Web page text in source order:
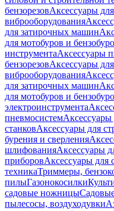
бензорезовАксессуары
виброоборудования
для затирочных машин
для мотобуров и
инструментаАксессуары
бензорезовАксессуары
виброоборудования
для затирочных машин
для мотобуров и
электроинструмента
пневмосистемАксессуары
станковАксессуары для
бурения и сверления
шлифованияАксессуары
приборовАксессуары для
техникаТриммеры,
пилыГазонокосилки
садовые ножницы
пылесосы, воздуходувки